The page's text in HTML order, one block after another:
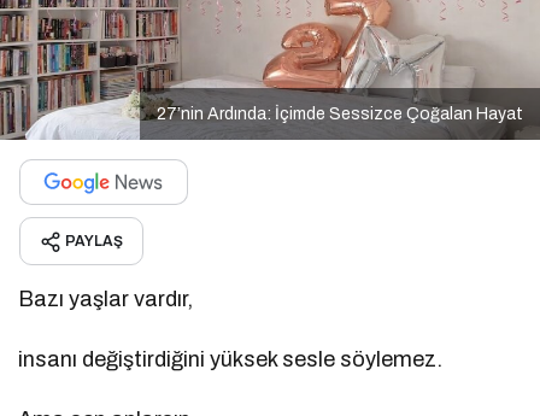
27’nin Ardında: İçimde Sessizce Çoğalan Hayat
PAYLAŞ
Bazı yaşlar vardır,
insanı değiştirdiğini yüksek sesle söylemez.